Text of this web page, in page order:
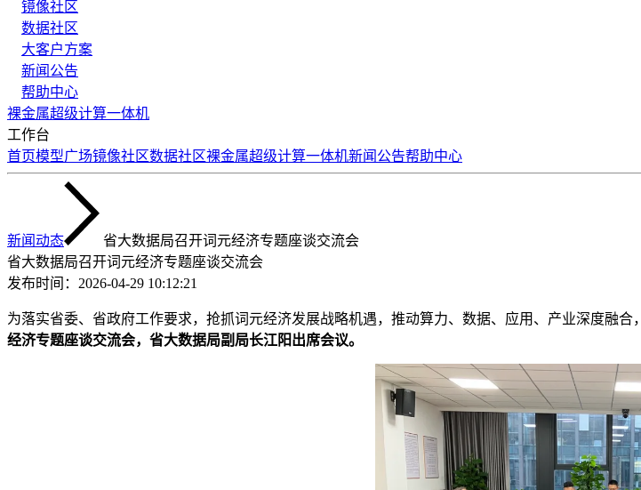
镜像社区
数据社区
大客户方案
新闻公告
帮助中心
裸金属超级计算一体机
工作台
首页模型广场镜像社区数据社区裸金属超级计算一体机新闻公告帮助中心
新闻动态
省大数据局召开词元经济专题座谈交流会
省大数据局召开词元经济专题座谈交流会
发布时间： 2026-04-29 10:12:21
为落实省委、省政府工作要求，抢抓词元经济发展战略机遇，推动算力、数据、应用、产业深度融合，
经济专题座谈交流会，省大数据局副局长江阳出席会议。